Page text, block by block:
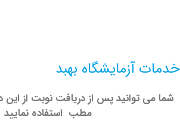
آزمایشگاه بهبد
توانید پس از دریافت نوبت از این دکتر از
مطب استفاده نمایید